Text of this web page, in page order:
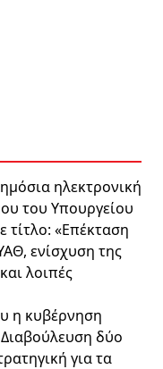
ηλεκτρονική
του Υπουργείου
τίτλο: «Επέκταση
ενίσχυση της
λοιπές
η κυβέρνηση
δύο
για τα